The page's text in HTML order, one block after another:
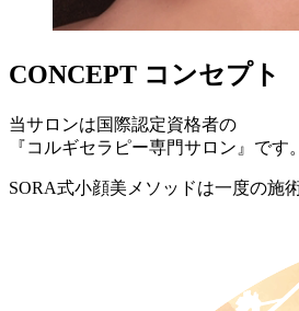
CONCEPT コンセプト
当サロンは国際認定資格者の
『コルギセラピー専門サロン』です。
SORA式小顔美メソッドは一度の施